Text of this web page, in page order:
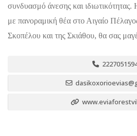
συνδυασμό άνεσης και ιδιωτικότητας.
με πανοραμική θέα στο Αιγαίο
Σκοπέλου και της Σκιάθου, θα σας